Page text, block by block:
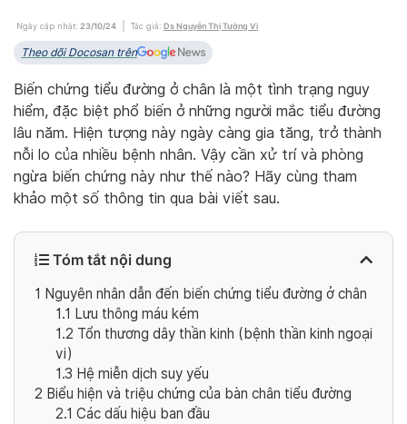
Ngày cập nhật: 23/10/24 Tác giả: Ds Nguyễn Thị Tường Vi
Theo dõi Docosan trên
Biến chứng tiểu đường ở chân là một tình trạng nguy
hiểm, đặc biệt phổ biến ở những người mắc tiểu đường
lâu năm. Hiện tượng này ngày càng gia tăng, trở thành
nỗi lo của nhiều bệnh nhân. Vậy cần xử trí và phòng
ngừa biến chứng này như thế nào? Hãy cùng tham
khảo một số thông tin qua bài viết sau.
Tóm tắt nội dung
1 Nguyên nhân dẫn đến biến chứng tiểu đường ở chân
1.1 Lưu thông máu kém
1.2 Tổn thương dây thần kinh (bệnh thần kinh ngoại
vi)
1.3 Hệ miễn dịch suy yếu
2 Biểu hiện và triệu chứng của bàn chân tiểu đường
2.1 Các dấu hiệu ban đầu